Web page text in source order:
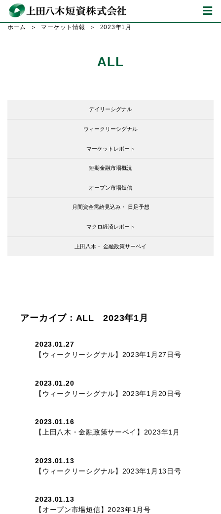
ホーム マーケット情報 2023年1月
ALL
デイリーシグナル
ウィークリーシグナル
マーケットレポート
短期金融市場概況
オープン市場短信
月間資金需給見込み・ 日足予想
マクロ経済レポート
上田八木・ 金融政策サーベイ
アーカイブ：ALL 2023年1月
2023.01.27
【ウィークリーシグナル】2023年1月27日号
2023.01.20
【ウィークリーシグナル】2023年1月20日号
2023.01.16
【上田八木・金融政策サーベイ】2023年1月
2023.01.13
【ウィークリーシグナル】2023年1月13日号
2023.01.13
【オープン市場短信】2023年1月号